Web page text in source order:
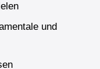
und